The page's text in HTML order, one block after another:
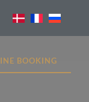
BOOKING